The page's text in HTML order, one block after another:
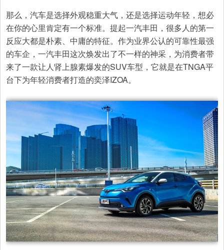
那么，汽车是选择外观稳重大气，还是选择运动年轻，想必
在你的心里肯定有一个标准。提起一汽丰田，很多人的第一
反应大都是朴素、中庸的特征。作为业界公认的可靠性最强
的车企，一汽丰田这次焕发出了不一样的神采，为消费者带
来了一款让人肾上腺素爆发的SUV车型，它就是在TNGA平
台下为年轻消费者打造的奕泽IZOA。